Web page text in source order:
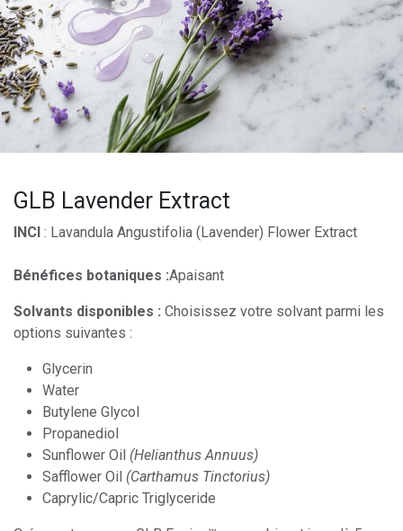
GLB Lavender Extract
INCI : Lavandula Angustifolia (Lavender) Flower Extract
Bénéfices botaniques :Apaisant
Solvants disponibles : Choisissez votre solvant parmi les
options suivantes :
Glycerin
Water
Butylene Glycol
Propanediol
Sunflower Oil (Helianthus Annuus)
Safflower Oil (Carthamus Tinctorius)
Caprylic/Capric Triglyceride